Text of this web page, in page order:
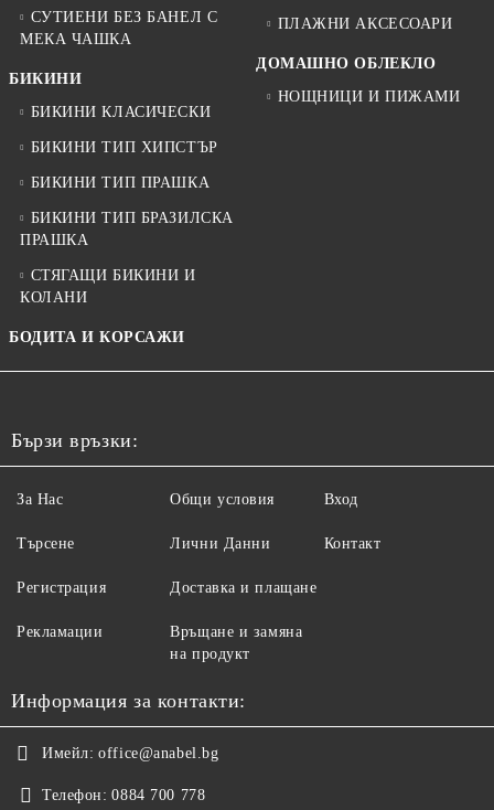
СУТИЕНИ БЕЗ БАНЕЛ С
МЕКА ЧАШКА
БИКИНИ
БИКИНИ КЛАСИЧЕСКИ
БИКИНИ ТИП ХИПСТЪР
БИКИНИ ТИП ПРАШКА
БИКИНИ ТИП БРАЗИЛСКА
ПРАШКА
СТЯГАЩИ БИКИНИ И
КОЛАНИ
БОДИТА И КОРСАЖИ
ПЛАЖНИ АКСЕСОАРИ
ДОМАШНО ОБЛЕКЛО
НОЩНИЦИ И ПИЖАМИ
Бързи връзки:
За Нас
Търсене
Регистрация
Рекламации
Общи условия
Лични Данни
Доставка и плащане
Връщане и замяна
на продукт
Вход
Контакт
Информация за контакти:
Имейл: office@anabel.bg
Телефон: 0884 700 778